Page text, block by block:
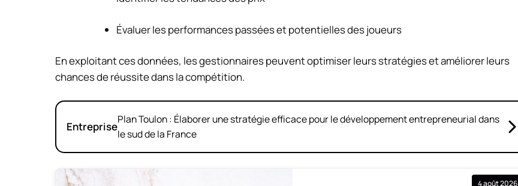
Évaluer les performances passées et potentielles des joueurs
En exploitant ces données, les gestionnaires peuvent optimiser leurs stratégies et améliorer leurs
chances de réussite dans la compétition.
Entreprise
Plan Toulon : Élaborer une stratégie efficace pour le développement entrepreneurial dans
le sud de la France
4 août 2026